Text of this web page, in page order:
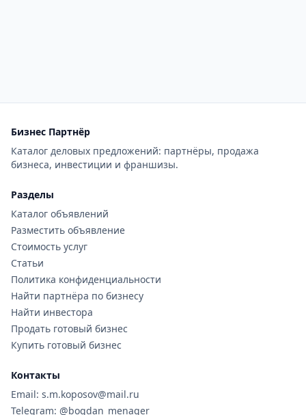
Бизнес Партнёр
Каталог деловых предложений: партнёры, продажа
бизнеса, инвестиции и франшизы.
Разделы
Каталог объявлений
Разместить объявление
Стоимость услуг
Статьи
Политика конфиденциальности
Найти партнёра по бизнесу
Найти инвестора
Продать готовый бизнес
Купить готовый бизнес
Контакты
Email: s.m.koposov@mail.ru
Telegram: @bogdan_menager